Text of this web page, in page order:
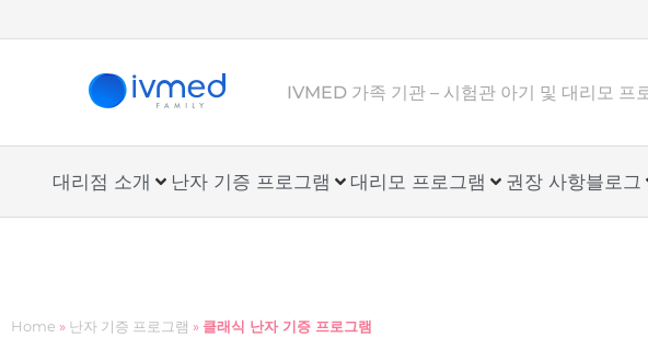
IVMED 가족 기관 – 시험관 아기 및 대리모 프
대리점 소개 난자 기증 프로그램 대리모 프로그램 권장 사항블로그
Home » 난자 기증 프로그램 » 클래식 난자 기증 프로그램